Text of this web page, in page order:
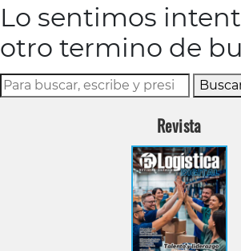
Lo sentimos
otro termino de
Revista